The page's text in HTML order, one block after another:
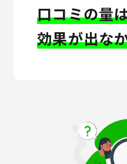
口コミの量
効果が出な